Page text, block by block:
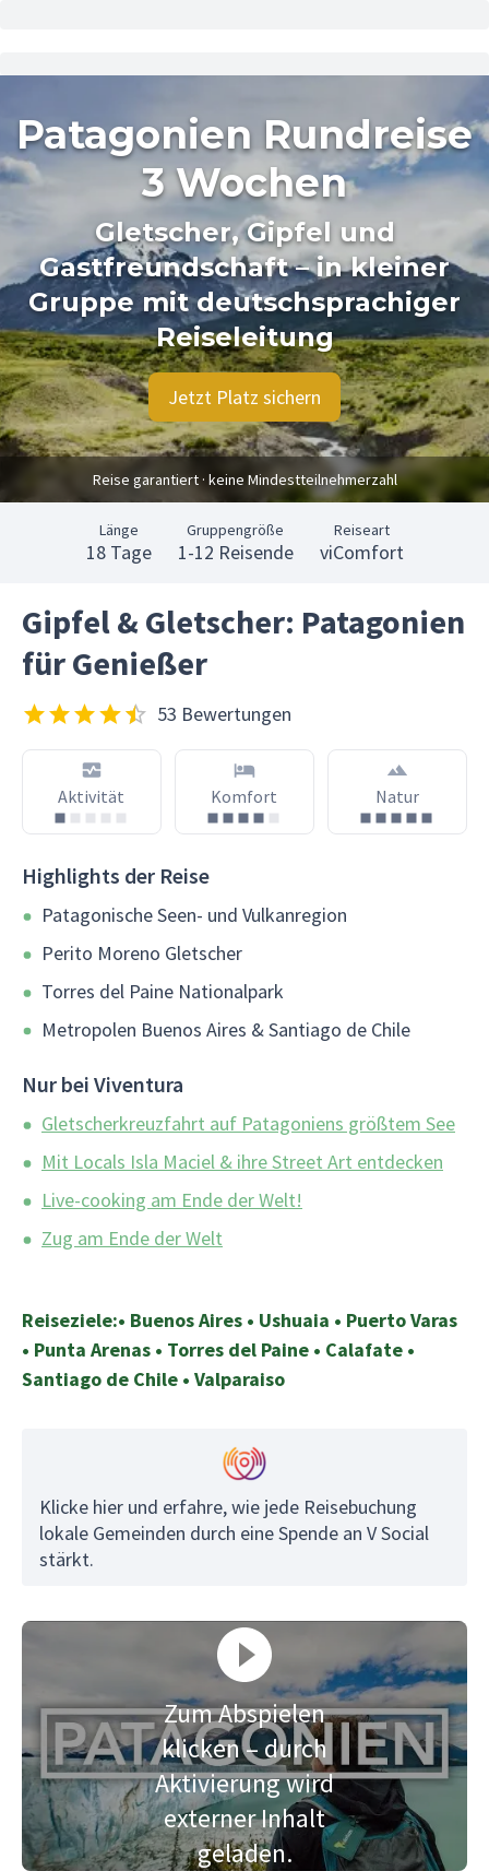
Patagonien Rundreise
3 Wochen
Gletscher, Gipfel und
Gastfreundschaft – in kleiner
Gruppe mit deutschsprachiger
Reiseleitung
Jetzt Platz sichern
Reise garantiert · keine Mindestteilnehmerzahl
Länge
18 Tage
Gruppengröße
1-12 Reisende
Reiseart
viComfort
Gipfel & Gletscher: Patagonien
für Genießer
53 Bewertungen
Aktivität Komfort Natur
Highlights der Reise
Patagonische Seen- und Vulkanregion
Perito Moreno Gletscher
Torres del Paine Nationalpark
Metropolen Buenos Aires & Santiago de Chile
Nur bei Viventura
Gletscherkreuzfahrt auf Patagoniens größtem See
Mit Locals Isla Maciel & ihre Street Art entdecken
Live-cooking am Ende der Welt!
Zug am Ende der Welt
Reiseziele:• Buenos Aires • Ushuaia • Puerto Varas
• Punta Arenas • Torres del Paine • Calafate •
Santiago de Chile • Valparaiso
Klicke hier und erfahre, wie jede Reisebuchung
lokale Gemeinden durch eine Spende an V Social
stärkt.
Zum Abspielen
klicken – durch
Aktivierung wird
externer Inhalt
geladen.